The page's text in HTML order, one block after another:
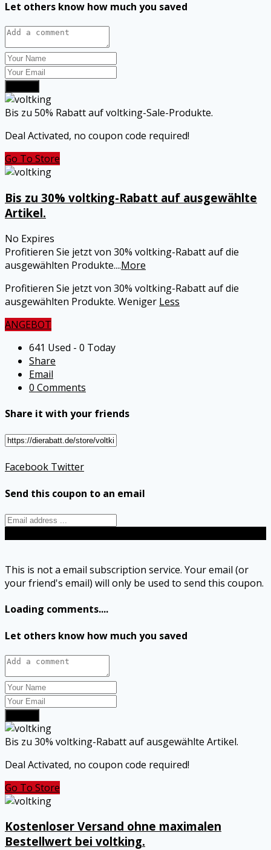
Let others know how much you saved
Bis zu 50% Rabatt auf voltking-Sale-Produkte.
Deal Activated, no coupon code required!
Go To Store
Bis zu 30% voltking-Rabatt auf ausgewählte
Artikel.
No Expires
Profitieren Sie jetzt von 30% voltking-Rabatt auf die
ausgewählten Produkte....More
Profitieren Sie jetzt von 30% voltking-Rabatt auf die
ausgewählten Produkte. Weniger Less
ANGEBOT
641 Used - 0 Today
Share
Email
0 Comments
Share it with your friends
Facebook Twitter
Send this coupon to an email
This is not a email subscription service. Your email (or
your friend's email) will only be used to send this coupon.
Loading comments....
Let others know how much you saved
Bis zu 30% voltking-Rabatt auf ausgewählte Artikel.
Deal Activated, no coupon code required!
Go To Store
Kostenloser Versand ohne maximalen
Bestellwert bei voltking.